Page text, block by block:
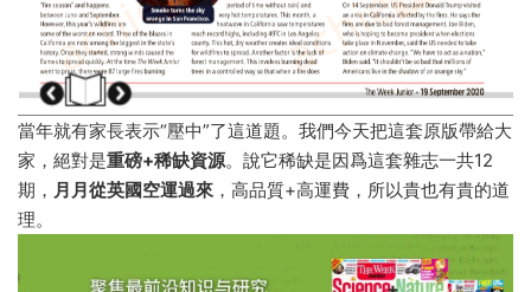
當年就有家長表示“壓中”了這道題。我們今天把這套原版帶給大
家，絕對是重磅+稀缺資源。說它稀缺是因爲這套雜志一共12
期， 月月從英國空運過來 ，高品質+高運費，所以貴也有貴的道
理。